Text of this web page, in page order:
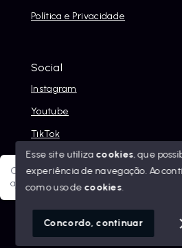
Olá! Sua jornada ao novo imóvel
ajudar?
Política e Privacidade
Social
Instagram
Youtube
TikTok
© Copyright 2026 - Alexandre Abreu
SITE PARA IMOBILIARIA
Esse site utiliza cookies, que
experiência de navegação.Ao
com o uso de cookies.
Concordo, continuar